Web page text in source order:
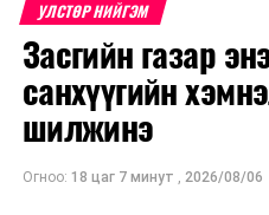
ӨМНӨХ МЭДЭЭ
Улаанбаатарт өдөртөө 4
УЛСТӨР НИЙГЭМ
Засгийн газар
санхүүгийн
шилжинэ
Огноо: 18 цаг 7 минут , 2026/08/06